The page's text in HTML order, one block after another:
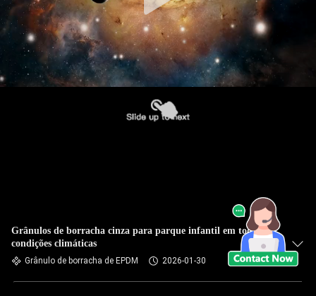
Grânulos de borracha cinza para parque infantil em todas as
condições climáticas
Grânulo de borracha de EPDM 2026-01-30